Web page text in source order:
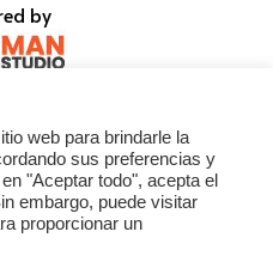
by
web para brindarle la
sus preferencias y
"Aceptar todo", acepta el
embargo, puede visitar
proporcionar un